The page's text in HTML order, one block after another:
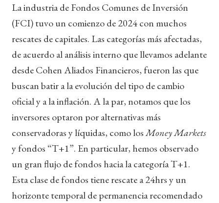
La industria de Fondos Comunes de Inversión
(FCI) tuvo un comienzo de 2024 con muchos
rescates de capitales. Las categorías más afectadas,
de acuerdo al análisis interno que llevamos adelante
desde Cohen Aliados Financieros, fueron las que
buscan batir a la evolución del tipo de cambio
oficial y a la inflación. A la par, notamos que los
inversores optaron por alternativas más
conservadoras y líquidas, como losMoney Markets
y fondos “T+1”. En particular, hemos observado
un gran flujo de fondos hacia la categoría T+1.
Esta clase de fondos tiene rescate a 24hrs y un
horizonte temporal de permanencia recomendado